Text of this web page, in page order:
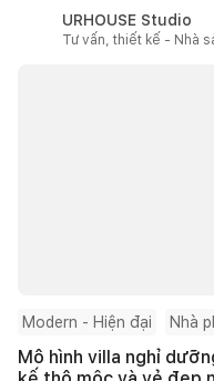
URHOUSE Studio
Tư vấn, thiết kế - Nhà
Modern - Hiện đại Nhà
Mô hình villa nghỉ